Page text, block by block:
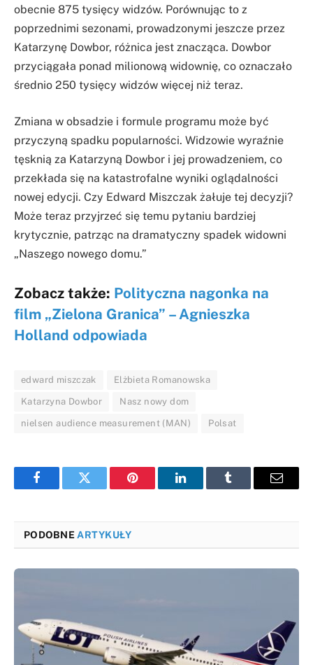
obecnie 875 tysięcy widzów. Porównując to z
poprzednimi sezonami, prowadzonymi jeszcze przez
Katarzynę Dowbor, różnica jest znacząca. Dowbor
przyciągała ponad milionową widownię, co oznaczało
średnio 250 tysięcy widzów więcej niż teraz.
Zmiana w obsadzie i formule programu może być
przyczyną spadku popularności. Widzowie wyraźnie
tęsknią za Katarzyną Dowbor i jej prowadzeniem, co
przekłada się na katastrofalne wyniki oglądalności
nowej edycji. Czy Edward Miszczak żałuje tej decyzji?
Może teraz przyjrzeć się temu pytaniu bardziej
krytycznie, patrząc na dramatyczny spadek widowni
„Naszego nowego domu.”
Zobacz także: Polityczna nagonka na
film „Zielona Granica” – Agnieszka
Holland odpowiada
edward miszczak Elżbieta Romanowska
Katarzyna Dowbor Nasz nowy dom
nielsen audience measurement (MAN) Polsat
FacebookTwitter Pinterest LinkedInTumblr Email
PODOBNE ARTYKUŁY